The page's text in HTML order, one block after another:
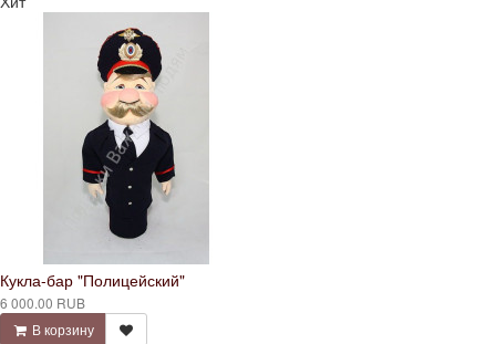
Кукла-бар "Полицейский"
6 000.00 RUB
В корзину